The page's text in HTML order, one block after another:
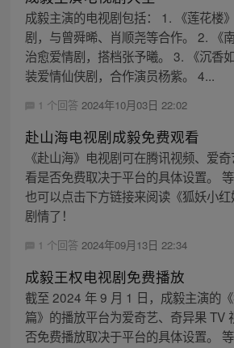
成毅主演的电视剧包括： 1. 《莲花楼
剧，与曾舜晞、肖顺尧等合作。 2. 《
治愈爱情剧，搭档张予曦。 3. 《沉香
装爱情仙侠剧，合作演员杨紫。 4...
1 个回答 2024年10月03日 22:02
赴山海电视剧成毅免费观看
《赴山海》电视剧可在腾讯视频、爱
看是否免费取决于平台的具体设置。 等
也可以点击下方链接来阅读《狐妖小
剧情了！
1 个回答 2024年09月13日 22:34
成毅王权电视剧免费播放
截至 2024 年 9 月 1 日，成毅主演的
篇》的播放平台为爱奇艺、奇异果 TV
否免费播放取决于平台的具体设置。 等